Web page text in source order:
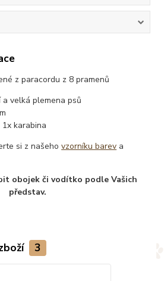
z paracordu z 8 pramenů
velká plemena psů
karabina
si z našehovzorníku barev a
obojek či vodítko podle Vašich
představ.
3